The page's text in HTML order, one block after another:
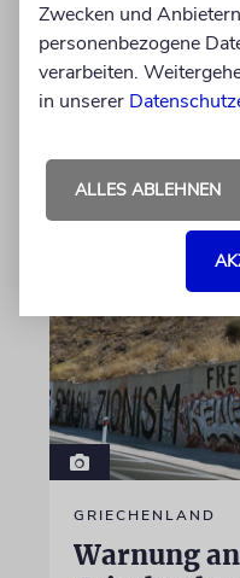
Die Anti-Terror-
ob eine
Terrorfinanzierung
oder nicht
09.08.2026
GRIECHENLAND
Warnung
Zwecken und
personenbezogene
verarbeiten.
in unserer
ALLES ABLEHNEN